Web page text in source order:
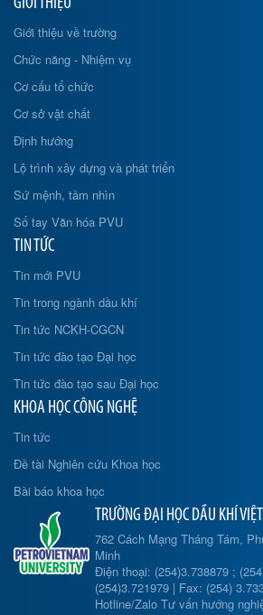
Giới thiệu về trường
Chức năng - Nhiệm vụ
Cơ cấu tổ chức
Cơ sở vật chất
Định hướng
Lộ trình xây dựng và phát triển
Sứ mệnh, tầm nhìn
Sổ tay Văn hóa PVU
TIN TỨC
Tin mới PVU
Tin trong ngành dầu khí
Tin tức NCKH-CGCN
Tin tức đào tạo Đại học
Tin tức đào tạo sau Đại học
KHOA HỌC CÔNG NGHỆ
Tin tức
Đề tài Nghiên cứu Khoa học
Bài báo khoa học
TRƯỜNG ĐẠI HỌC DẦU KHÍ
762 Cách Mạng Tháng Tám,
Minh
Điện thoại: (254)3.738879 ;
(254)3.721979 | Fax: (254)
Hotline/Zalo Tư vấn hướng